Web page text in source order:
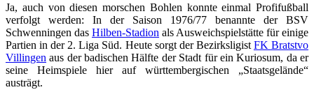
Ja, auch von diesen morschen Bohlen konnte einmal Profifußball
verfolgt werden: In der Saison 1976/77 benannte der BSV
Schwenningen das Hilben-Stadion als Ausweichspielstätte für einige
Partien in der 2. Liga Süd. Heute sorgt der Bezirksligist FK Bratstvo
Villingen aus der badischen Hälfte der Stadt für ein Kuriosum, da er
seine Heimspiele hier auf württembergischen „Staatsgelände“
austrägt.